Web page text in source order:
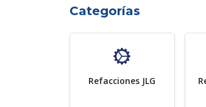
Categorías
Refacciones JLG